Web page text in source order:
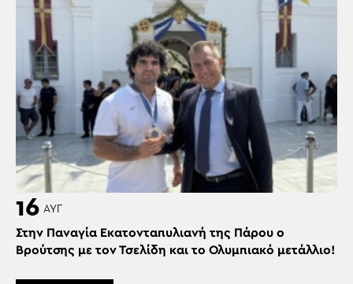
16 ΑΥΓ
Στην Παναγία Εκατονταπυλιανή της Πάρου ο
Βρούτσης με τον Τσελίδη και το Ολυμπιακό μετάλλιο!